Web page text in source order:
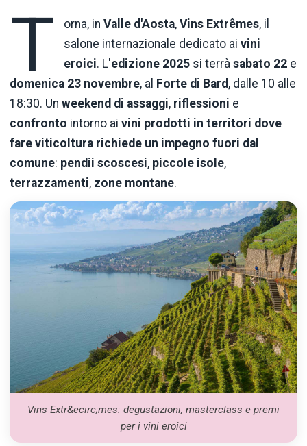
T orna, inValle d'Aosta,Vins Extrêmes, il
salone internazionale dedicato aivini
eroici. L'edizione 2025 si terràsabato 22 e
domenica 23 novembre, al Forte di Bard, dalle 10 alle
18:30. Un weekend di assaggi, riflessioni e
confronto intorno ai vini prodotti in territori dove
fare viticoltura richiede un impegno fuori dal
comune: pendii scoscesi, piccole isole,
terrazzamenti, zone montane.
Vins Extr&ecirc;mes: degustazioni, masterclass e premi
per i vini eroici